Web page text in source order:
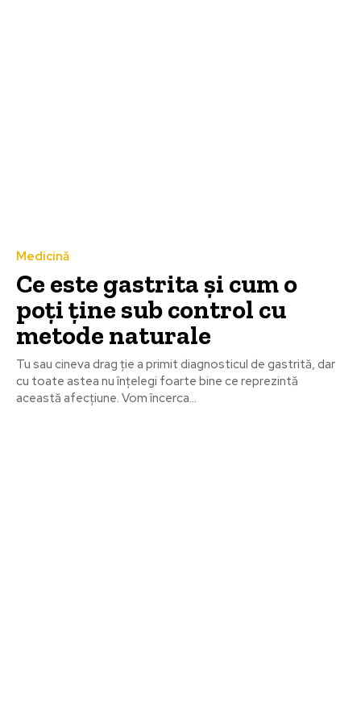
Medicină
Ce este gastrita și cum o
poți ține sub control cu
metode naturale
Tu sau cineva drag ție a primit diagnosticul de gastrită, dar
cu toate astea nu înțelegi foarte bine ce reprezintă
această afecțiune. Vom încerca...